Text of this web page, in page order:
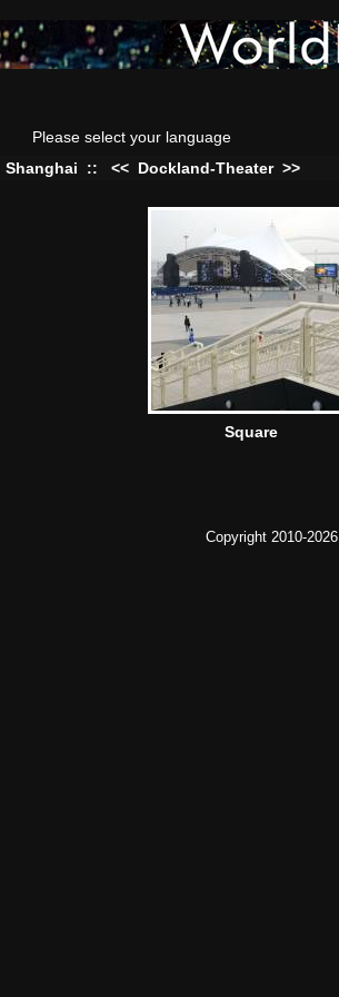
Please select your language
Shanghai :: << Dockland-Theater >>
Square
Copyright 2010-2026